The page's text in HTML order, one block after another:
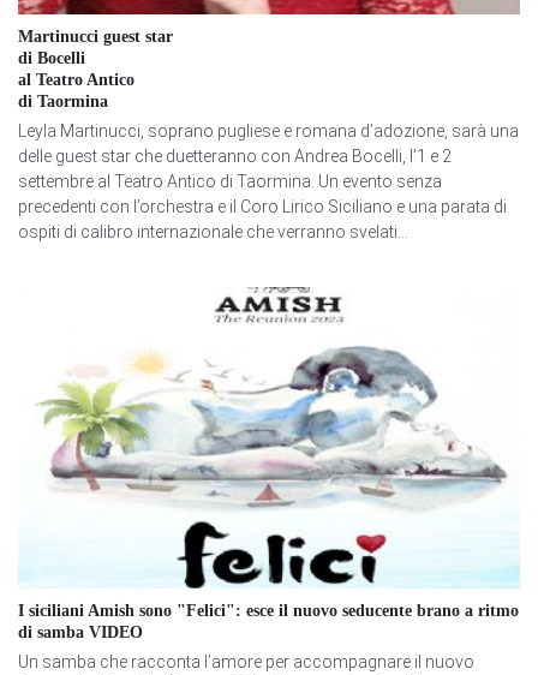
Martinucci guest star
di Bocelli
al Teatro Antico
di Taormina
Leyla Martinucci, soprano pugliese e romana d’adozione, sarà una
delle guest star che duetteranno con Andrea Bocelli, l’1 e 2
settembre al Teatro Antico di Taormina. Un evento senza
precedenti con l’orchestra e il Coro Lirico Siciliano e una parata di
ospiti di calibro internazionale che verranno svelati...
I siciliani Amish sono "Felici": esce il nuovo seducente brano a ritmo
di samba VIDEO
Un samba che racconta l’amore per accompagnare il nuovo